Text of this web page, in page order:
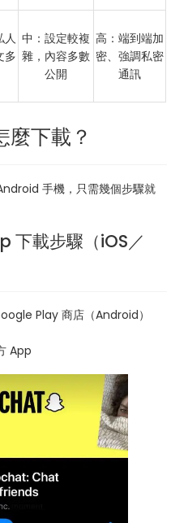
人
多
中：設定較複
雜，內容多數
公開
高：端到端加
密、強調私密
通訊
下載？
手機，只需幾個步驟就
載步驟（iOS／
Play 商店（Android）
App